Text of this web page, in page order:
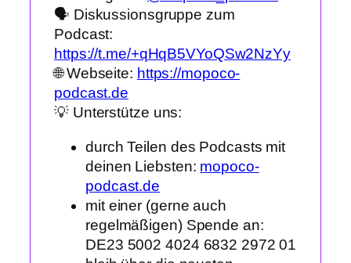
🗣️ Diskussionsgruppe zum
Podcast:
https://t.me/+qHqB5VYoQSw2NzYy
🌐 Webseite: https://mopoco-
podcast.de
💡 Unterstütze uns:
durch Teilen des Podcasts mit
deinen Liebsten: mopoco-
podcast.de
mit einer (gerne auch
regelmäßigen) Spende an:
DE23 5002 4024 6832 2972 01